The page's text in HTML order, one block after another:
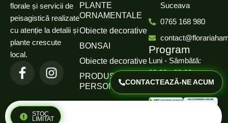
STOC
LIMITAT
florale și servicii de
peisagistică realizate
cu atenție la detalii și
plante crescute
local.
PLANTE
ORNAMENTALE
Obiecte decorative
BONSAI
Obiecte decorative
PRODUSE
PERSONALIZATE
Suceava
0765 168 980
Program
Luni - Sâmbătă:
08:00 - 20:00
© 2025 Florăria Hamann.
CONTACTEAZĂ-NE ACUM